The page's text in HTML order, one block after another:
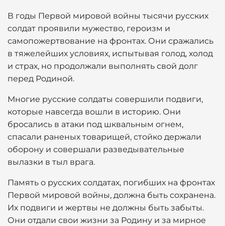
В годы Первой мировой войны тысячи русских
солдат проявили мужество, героизм и
самопожертвование на фронтах. Они сражались
в тяжелейших условиях, испытывая голод, холод
и страх, но продолжали выполнять свой долг
перед Родиной.
Многие русские солдаты совершили подвиги,
которые навсегда вошли в историю. Они
бросались в атаки под шквальным огнем,
спасали раненых товарищей, стойко держали
оборону и совершали разведывательные
вылазки в тыл врага.
Память о русских солдатах, погибших на фронтах
Первой мировой войны, должна быть сохранена.
Их подвиги и жертвы не должны быть забыты.
Они отдали свои жизни за Родину и за мирное